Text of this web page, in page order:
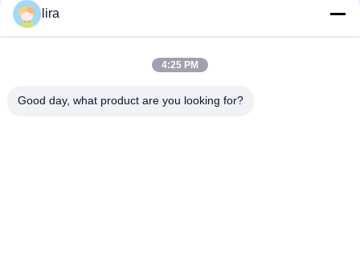
빠른 연락
lira
4:25 PM
Good day, what product are you looking for?